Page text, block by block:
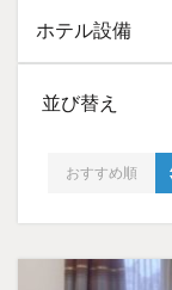
ホテル設備
並び替え
おすすめ順